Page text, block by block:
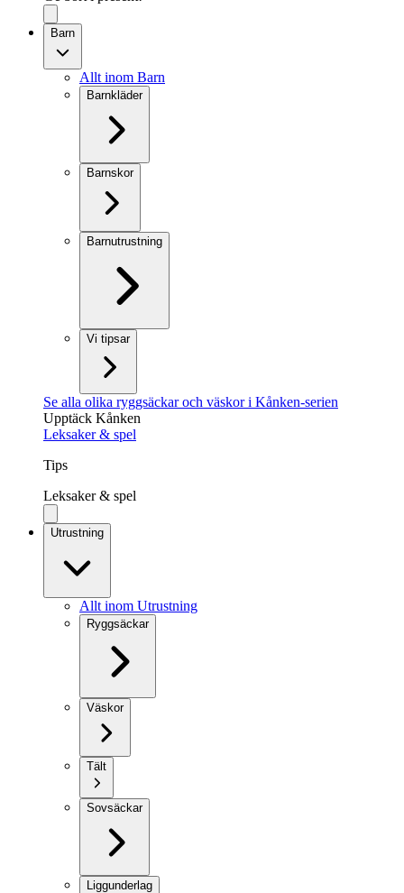
Barn
Allt inom Barn
Barnkläder
Barnskor
Barnutrustning
Vi tipsar
Se alla olika ryggsäckar och väskor i Kånken-serien
Upptäck Kånken
Leksaker & spel
Tips
Leksaker & spel
Utrustning
Allt inom Utrustning
Ryggsäckar
Väskor
Tält
Sovsäckar
Liggunderlag